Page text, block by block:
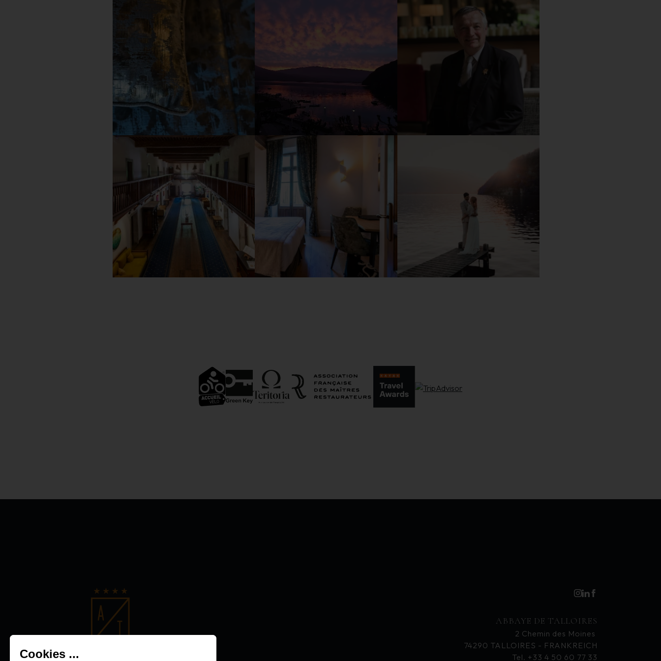
Cookies ...
ABBAYE DE TALLOIRES
2 Chemin des Moines
74290 TALLOIRES - FRANKREICH
Tel. +33 4 50 60 77 33